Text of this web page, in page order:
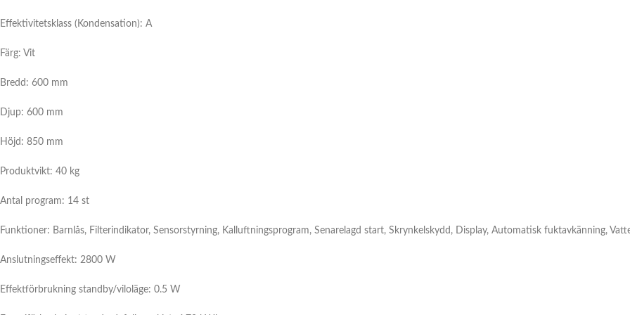
Effektivitetsklass (Kondensation): A
Färg: Vit
Bredd: 600 mm
Djup: 600 mm
Höjd: 850 mm
Produktvikt: 40 kg
Antal program: 14 st
Funktioner: Barnlås, Filterindikator, Sensorstyrning, Kalluftningsprogram, Senarelagd start, Skrynkelskydd, Display, Automatisk fuktavkänning,
Anslutningseffekt: 2800 W
Effektförbrukning standby/viloläge: 0.5 W